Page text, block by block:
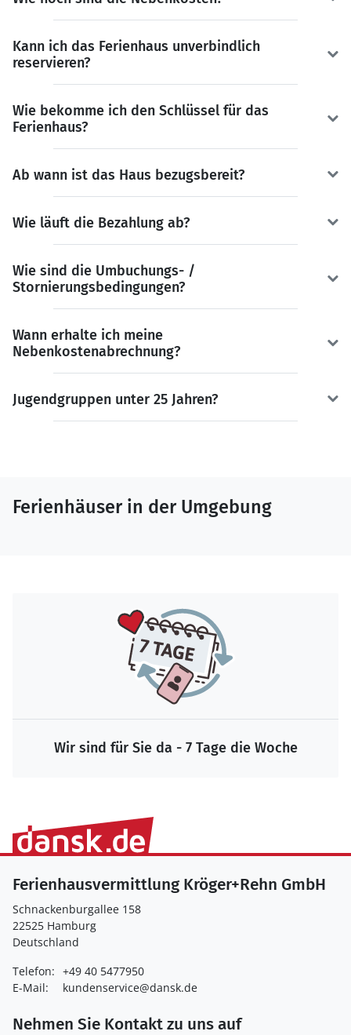
Kann ich das Ferienhaus unverbindlich
reservieren?
Wie bekomme ich den Schlüssel für das
Ferienhaus?
Ab wann ist das Haus bezugsbereit?
Wie läuft die Bezahlung ab?
Wie sind die Umbuchungs- /
Stornierungsbedingungen?
Wann erhalte ich meine
Nebenkostenabrechnung?
Jugendgruppen unter 25 Jahren?
Ferienhäuser in der Umgebung
Wir sind für Sie da - 7 Tage die Woche
Ferienhausvermittlung Kröger+Rehn GmbH
Schnackenburgallee 158
22525 Hamburg
Deutschland
Telefon: +49 40 5477950
E-Mail:
kundenservice@dansk.de
Nehmen Sie Kontakt zu uns auf